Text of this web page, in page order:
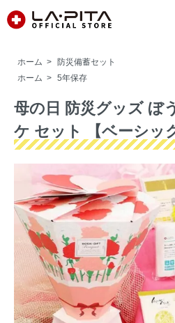
ホーム >
防災備蓄セット
ホーム > 5年保存
母の日 防災グッズ ぼ
ケ セット 【ベーシッ